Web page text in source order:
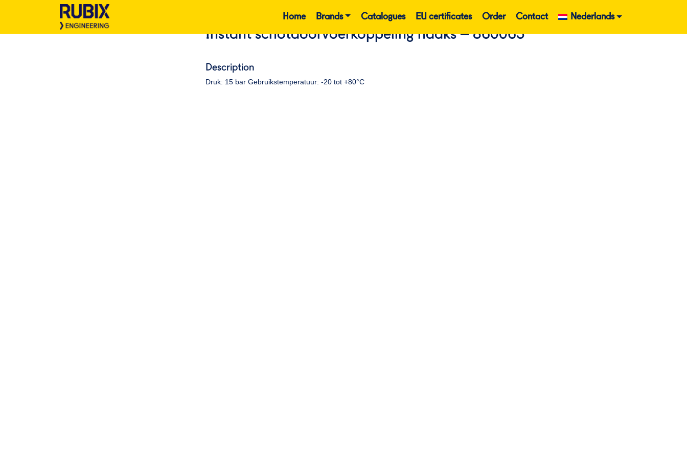
Home Brands Catalogues EU certificates Order Contact Nederlands
Instant schotdoorvoerkoppeling haaks – 860063
Description
Druk: 15 bar Gebruikstemperatuur: -20 tot +80°C